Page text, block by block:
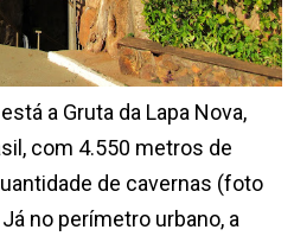
a Gruta da Lapa Nova,
com 4.550 metros de
de cavernas (foto
no perímetro urbano, a